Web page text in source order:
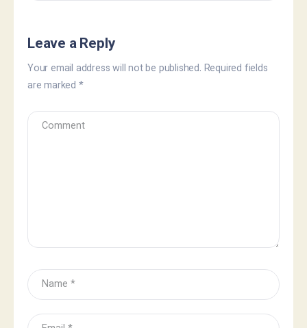
Leave a Reply
Your email address will not be published. Required fields
are marked *